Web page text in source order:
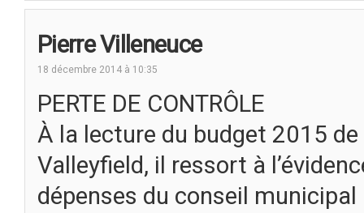
Pierre Villeneuce
18 décembre 2014 à 10:35
PERTE DE CONTRÔLE
À la lecture du budget 2015
Valleyfield, il ressort à
dépenses du conseil municipal